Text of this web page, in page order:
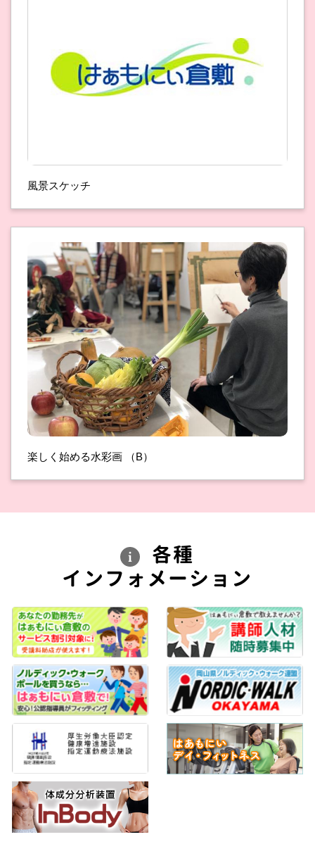
風景スケッチ
楽しく始める水彩画 （B）
各種
インフォメーション